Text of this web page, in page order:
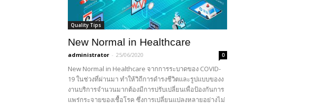
Quality Tips
New Normal in Healthcare
administrator - 25/06/2020 0
New Normal in Healthcare จากการระบาดของ COVID-
19 ในช่วงที่ผ่านมา ทำให้วิถีการดำรงชีวิตและรูปแบบของง
งานบริการจำนวนมากต้องมีการปรับเปลี่ยนเพื่อป้องกันการ
แพร่กระจายของเชื้อโรค ซึ่งการเปลี่ยนแปลงหลายอย่างไม่